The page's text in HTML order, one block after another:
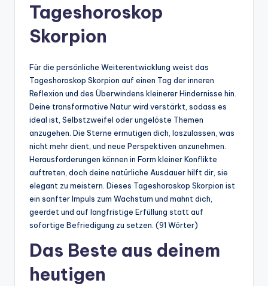
Tageshoroskop
Skorpion
Für die persönliche Weiterentwicklung weist das
Tageshoroskop Skorpion auf einen Tag der inneren
Reflexion und des Überwindens kleinerer Hindernisse hin.
Deine transformative Natur wird verstärkt, sodass es
ideal ist, Selbstzweifel oder ungelöste Themen
anzugehen. Die Sterne ermutigen dich, loszulassen, was
nicht mehr dient, und neue Perspektiven anzunehmen.
Herausforderungen können in Form kleiner Konflikte
auftreten, doch deine natürliche Ausdauer hilft dir, sie
elegant zu meistern. Dieses Tageshoroskop Skorpion ist
ein sanfter Impuls zum Wachstum und mahnt dich,
geerdet und auf langfristige Erfüllung statt auf
sofortige Befriedigung zu setzen. (91 Wörter)
Das Beste aus deinem
heutigen